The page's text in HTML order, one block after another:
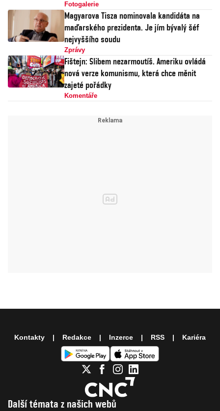
Fotogalerie
Magyarova Tisza nominovala kandidáta na
maďarského prezidenta. Je jím bývalý šéf
nejvyššího soudu
Zprávy
Fištejn: Slibem nezarmoutíš. Ameriku ovládá
nová verze komunismu, která chce měnit
zajeté pořádky
Komentáře
Další témata z našich webů
Kontakty Redakce Inzerce RSS Kariéra